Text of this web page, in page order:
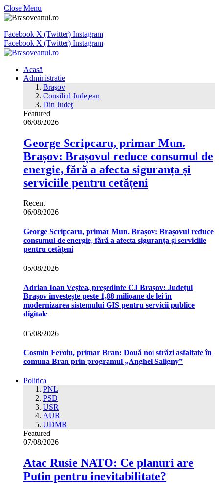
Close Menu
Facebook X (Twitter) Instagram
Facebook X (Twitter) Instagram
Acasă
Administratie
Braşov
Consiliul Judeţean
Din Judeţ
Featured
06/08/2026
George Scripcaru, primar Mun.
Brașov: Brașovul reduce consumul de
energie, fără a afecta siguranța și
serviciile pentru cetățeni
Recent
06/08/2026
George Scripcaru, primar Mun. Brașov: Brașovul reduce
consumul de energie, fără a afecta siguranța și serviciile
pentru cetățeni
05/08/2026
Adrian Ioan Veștea, președinte CJ Brașov: Județul
Brașov investește peste 1,88 milioane de lei în
modernizarea sistemului GIS pentru servicii publice
digitale
05/08/2026
Cosmin Feroiu, primar Bran: Două noi străzi asfaltate în
comuna Bran prin programul „Anghel Saligny”
Politica
PNL
PSD
USR
AUR
UDMR
Featured
07/08/2026
Atac Rusie NATO: Ce planuri are
Putin pentru inevitabilitate?